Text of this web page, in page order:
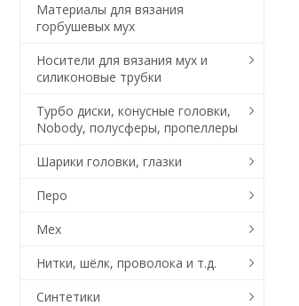
Материалы для вязания
горбушевых мух
Носители для вязания мух и
силиконовые трубки
Турбо диски, конусные головки,
Nobody, полусферы, пропеллеры
Шарики головки, глазки
Перо
Мех
Нитки, шёлк, проволока и т.д.
Синтетики